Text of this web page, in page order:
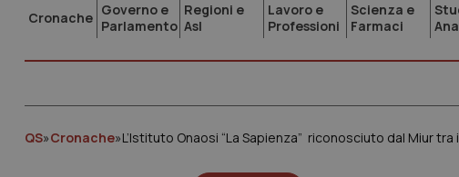
Cronache Governo e
Parlamento
Regioni e
Asl
Lavoro e
Professioni
Scienza e
Farmaci
QS»Cronache»L’Istituto Onaosi “La Sapienza” riconosciuto dal Miur